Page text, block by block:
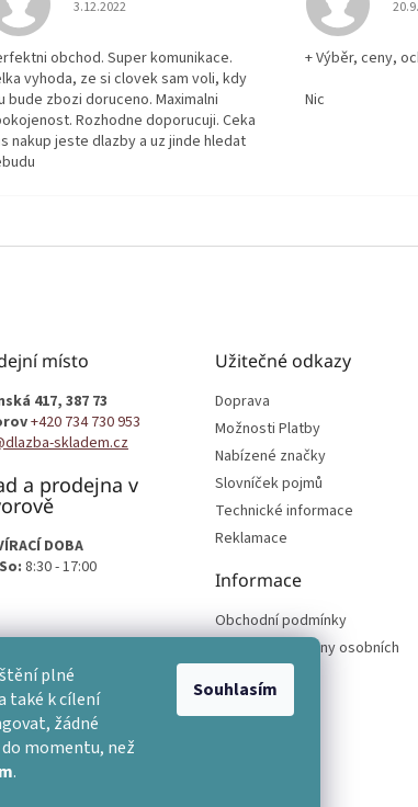
plné
také k cílení
žádné
momentu, než
.
Souhlasím
3.12.2022
obchod. Super komunikace.
vyhoda, ze si clovek sam voli, kdy
bude zbozi doruceno. Maximalni
Rozhodne doporucuji. Ceka
nakup jeste dlazby a uz jinde hledat
+ Výběr, ceny,
Nic
místo
417, 387 73
+420 734 730 953
skladem.cz
a prodejna v
DOBA
8:30 - 17:00
Užitečné odkazy
Doprava
Možnosti Platby
Nabízené značky
Slovníček pojmů
Technické informace
Reklamace
Informace
Obchodní podmínky
Podmínky ochrany osobních
podmínek